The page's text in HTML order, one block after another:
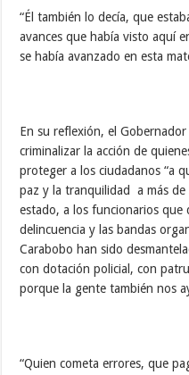
“Él también lo decía, que
avances que había visto aquí
se había avanzado en esta
En su reflexión, el
criminalizar la acción de
proteger a los ciudadanos “a
paz y la tranquilidad a más
estado, a los funcionarios que
delincuencia y las bandas
Carabobo han sido
con dotación policial, con
porque la gente también nos
“Quien cometa errores, que